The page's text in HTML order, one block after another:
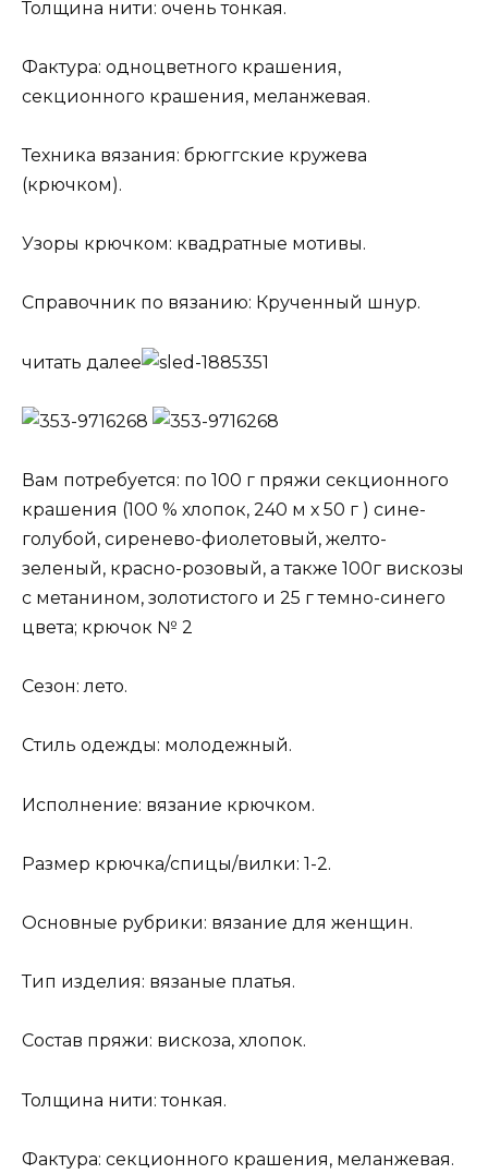
Толщина нити: очень тонкая.
Фактура: одноцветного крашения,
секционного крашения, меланжевая.
Техника вязания: брюггские кружева
(крючком).
Узоры крючком: квадратные мотивы.
Справочник по вязанию: Крученный шнур.
читать далее
Вам потребуется: по 100 г пряжи секционного
крашения (100 % хлопок, 240 м х 50 г ) сине-
голубой, сиренево-фиолетовый, желто-
зеленый, красно-розовый, а также 100г вискозы
с метанином, золотистого и 25 г темно-синего
цвета; крючок № 2
Сезон: лето.
Стиль одежды: молодежный.
Исполнение: вязание крючком.
Размер крючка/спицы/вилки: 1-2.
Основные рубрики: вязание для женщин.
Тип изделия: вязаные платья.
Состав пряжи: вискоза, хлопок.
Толщина нити: тонкая.
Фактура: секционного крашения, меланжевая.